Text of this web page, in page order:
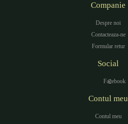
Companie
Despre noi
Contacteaza-ne
Formular retur
Social
Facebook
Contul meu
Contul meu